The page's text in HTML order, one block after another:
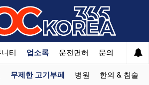
티 업소록 운전면허 문의 광고
무제한 고기부페 병원 한의 & 침술